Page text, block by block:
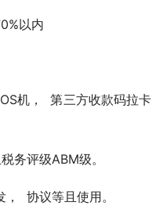
以内
机，  第三方收款码拉卡
务评级ABM级。
协议等且使用。